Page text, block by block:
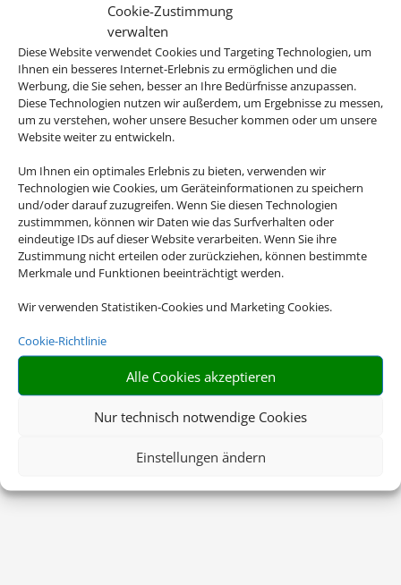
Cookie-Zustimmung
verwalten
Diese Website verwendet Cookies und Targeting Technologien, um
Ihnen ein besseres Internet-Erlebnis zu ermöglichen und die
Werbung, die Sie sehen, besser an Ihre Bedürfnisse anzupassen.
Diese Technologien nutzen wir außerdem, um Ergebnisse zu messen,
um zu verstehen, woher unsere Besucher kommen oder um unsere
Website weiter zu entwickeln.
Um Ihnen ein optimales Erlebnis zu bieten, verwenden wir
Technologien wie Cookies, um Geräteinformationen zu speichern
und/oder darauf zuzugreifen. Wenn Sie diesen Technologien
zustimmmen, können wir Daten wie das Surfverhalten oder
eindeutige IDs auf dieser Website verarbeiten. Wenn Sie ihre
Zustimmung nicht erteilen oder zurückziehen, können bestimmte
Merkmale und Funktionen beeinträchtigt werden.
Wir verwenden Statistiken-Cookies und Marketing Cookies.
Cookie-Richtlinie
Alle Cookies akzeptieren
Nur technisch notwendige Cookies
Einstellungen ändern